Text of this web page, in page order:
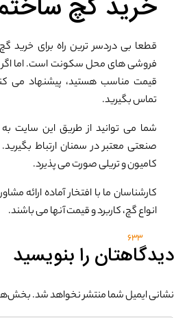
قطعا بی دردسر ترین راه برای خرید
فروشی های محل سکونت است. اما اگر
قیمت مناسب هستید، پیشنهاد می
تماس بگیرید.
شما می توانید از طریق این سایت
صنعتی معتبر در سمنان ارتباط
کامیون و تریلی صورت می پذیرد.
کارشناسان ما با افتخار آماده ارائه
انواع گچ، کاربرد و قیمت آنها می باشند.
633
دیدگاهتان را بنویسید
نشانی ایمیل شما منتشر نخواهد شد.